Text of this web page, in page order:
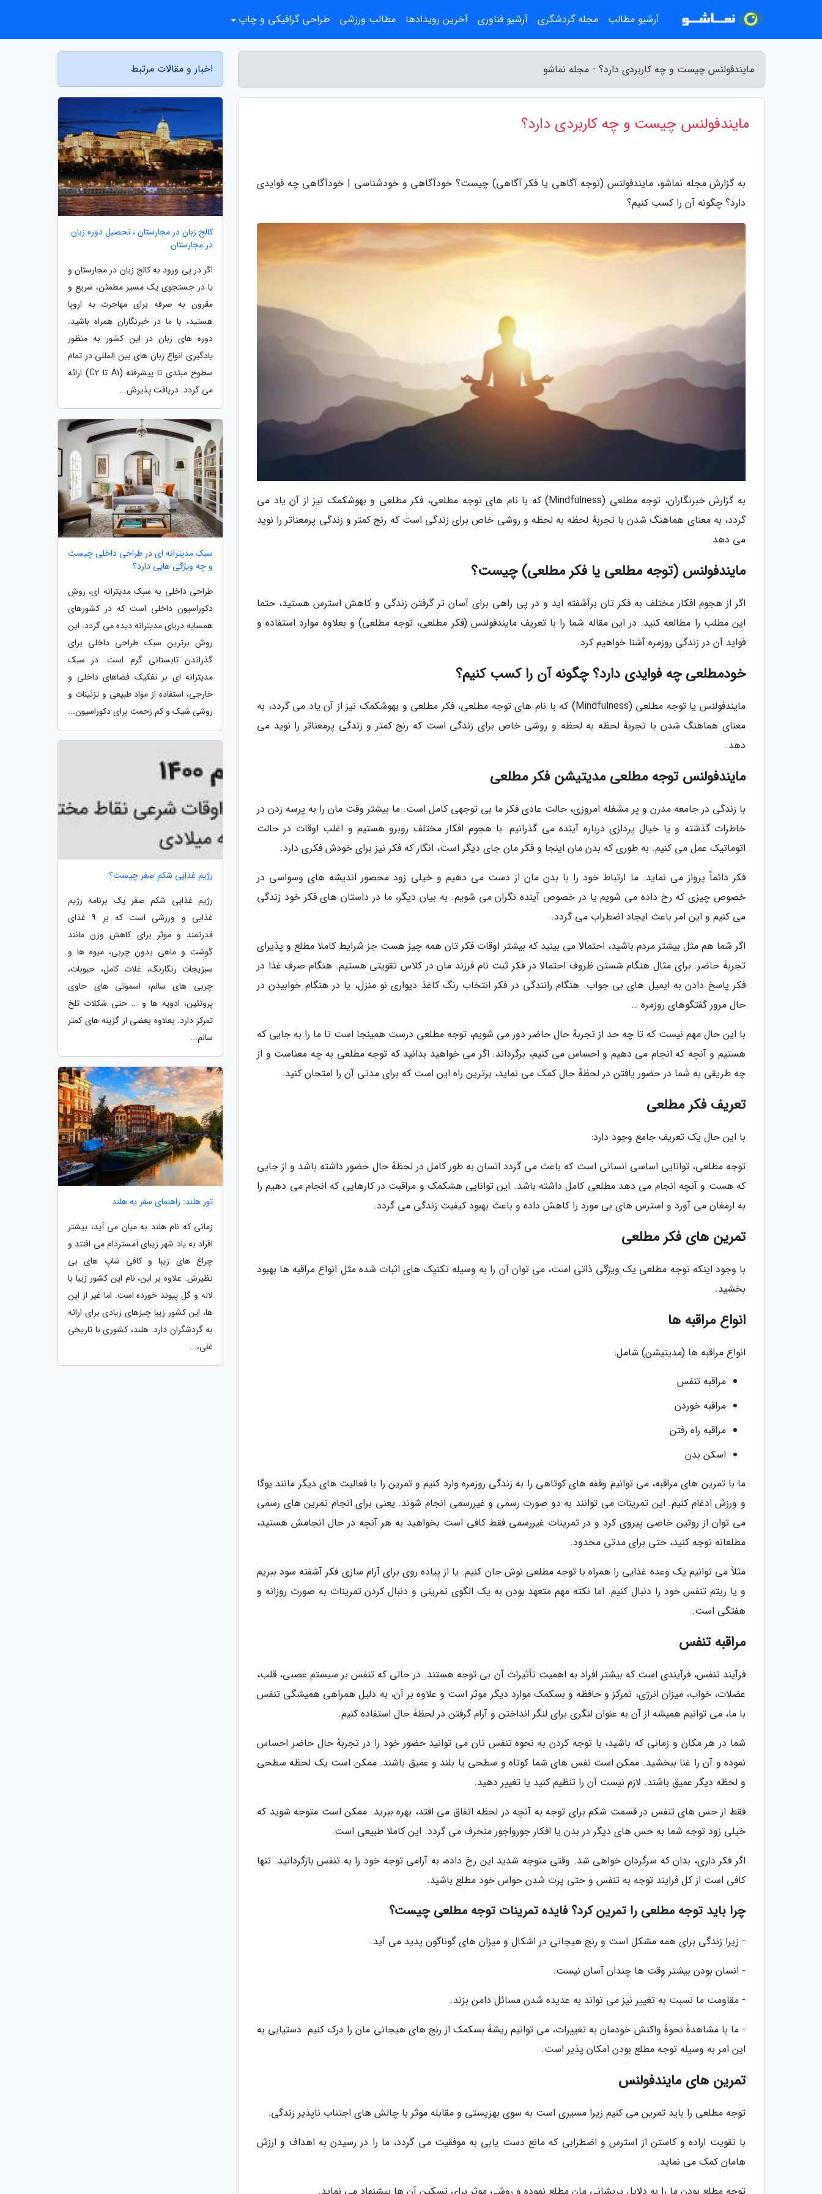
مایندفولنس چیست و چه کاربردی دارد؟ - مجله نماشو
مایندفولنس چیست و چه کاربردی دارد؟
به گزارش مجله نماشو، مایندفولنس (توجه آگاهی یا فکر آگاهی) چیست؟ خودآگاهی و خودشناسی | خودآگاهی چه فوایدی
دارد؟ چگونه آن را کسب کنیم؟
به گزارش خبرنگاران، توجه مطلعی (Mindfulness) که با نام های توجه مطلعی، فکر مطلعی و بهوشکمک نیز از آن یاد می
گردد، به معنای هماهنگ شدن با تجربۀ لحظه به لحظه و روشی خاص برای زندگی است که رنج کمتر و زندگی پرمعناتر را نوید
می دهد.
مایندفولنس (توجه مطلعی یا فکر مطلعی) چیست؟
اگر از هجوم افکار مختلف به فکر تان برآشفته اید و در پی راهی برای آسان تر گرفتن زندگی و کاهش استرس هستید، حتما
این مطلب را مطالعه کنید. در این مقاله شما را با تعریف مایندفولنس (فکر مطلعی، توجه مطلعی) و بعلاوه موارد استفاده و
فواید آن در زندگی روزمره آشنا خواهیم کرد.
خودمطلعی چه فوایدی دارد؟ چگونه آن را کسب کنیم؟
مایندفولنس یا توجه مطلعی (Mindfulness) که با نام های توجه مطلعی، فکر مطلعی و بهوشکمک نیز از آن یاد می گردد، به
معنای هماهنگ شدن با تجربۀ لحظه به لحظه و روشی خاص برای زندگی است که رنج کمتر و زندگی پرمعناتر را نوید می
دهد.
مایندفولنس توجه مطلعی مدیتیشن فکر مطلعی
با زندگی در جامعه مدرن و پر مشغله امروزی، حالت عادی فکر ما بی توجهی کامل است. ما بیشتر وقت مان را به پرسه زدن در
خاطرات گذشته و یا خیال پردازی درباره آینده می گذرانیم. با هجوم افکار مختلف روبرو هستیم و اغلب اوقات در حالت
اتوماتیک عمل می کنیم. به طوری که بدن مان اینجا و فکر مان جای دیگر است، انگار که فکر نیز برای خودش فکری دارد.
فکر دائماً پرواز می نماید. ما ارتباط خود را با بدن مان از دست می دهیم و خیلی زود محصور اندیشه های وسواسی در
خصوص چیزی که رخ داده می شویم یا در خصوص آینده نگران می شویم. به بیان دیگر، ما در داستان های فکر خود زندگی
می کنیم و این امر باعث ایجاد اضطراب می گردد.
اگر شما هم مثل بیشتر مردم باشید، احتمالا می بینید که بیشتر اوقات فکر تان همه چیز هست جز شرایط کاملا مطلع و پذیرای
تجربۀ حاضر. برای مثال هنگام شستن ظروف احتمالا در فکر ثبت نام فرزند مان در کلاس تقویتی هستیم. هنگام صرف غذا در
فکر پاسخ دادن به ایمیل های بی جواب. هنگام رانندگی در فکر انتخاب رنگ کاغذ دیواری نو منزل، یا در هنگام خوابیدن در
حال مرور گفتگوهای روزمره …
با این حال مهم نیست که تا چه حد از تجربۀ حال حاضر دور می شویم، توجه مطلعی درست همینجا است تا ما را به جایی که
هستیم و آنچه که انجام می دهیم و احساس می کنیم، برگرداند. اگر می خواهید بدانید که توجه مطلعی به چه معناست و از
چه طریقی به شما در حضور یافتن در لحظۀ حال کمک می نماید، برترین راه این است که برای مدتی آن را امتحان کنید.
تعریف فکر مطلعی
با این حال یک تعریف جامع وجود دارد:
توجه مطلعی، توانایی اساسی انسانی است که باعث می گردد انسان به طور کامل در لحظۀ حال حضور داشته باشد و از جایی
که هست و آنچه انجام می دهد مطلعی کامل داشته باشد. این توانایی هشکمک و مراقبت در کارهایی که انجام می دهیم را
به ارمغان می آورد و استرس های بی مورد را کاهش داده و باعث بهبود کیفیت زندگی می گردد.
تمرین های فکر مطلعی
با وجود اینکه توجه مطلعی یک ویژگی ذاتی است، می توان آن را به وسیله تکنیک های اثبات شده مثل انواع مراقبه ها بهبود
بخشید.
انواع مراقبه ها
انواع مراقبه ها (مدیتیشن) شامل:
مراقبه تنفس
مراقبه خوردن
مراقبه راه رفتن
اسکن بدن
ما با تمرین های مراقبه، می توانیم وقفه های کوتاهی را به زندگی روزمره وارد کنیم و تمرین را با فعالیت های دیگر مانند یوگا
و ورزش ادغام کنیم. این تمرینات می توانند به دو صورت رسمی و غیررسمی انجام شوند. یعنی برای انجام تمرین های رسمی
می توان از روتین خاصی پیروی کرد و در تمرینات غیررسمی فقط کافی است بخواهید به هر آنچه در حال انجامش هستید،
مطلعانه توجه کنید، حتی برای مدتی محدود.
مثلاً می توانیم یک وعده غذایی را همراه با توجه مطلعی نوش جان کنیم. یا از پیاده روی برای آرام سازی فکر آشفته سود ببریم
و یا ریتم تنفس خود را دنبال کنیم. اما نکته مهم متعهد بودن به یک الگوی تمرینی و دنبال کردن تمرینات به صورت روزانه و
هفتگی است.
مراقبه تنفس
فرآیند تنفس، فرآیندی است که بیشتر افراد به اهمیت تأثیرات آن بی توجه هستند. در حالی که تنفس بر سیستم عصبی، قلب،
عضلات، خواب، میزان انرژی، تمرکز و حافظه و بسکمک موارد دیگر موثر است و علاوه بر آن، به دلیل همراهی همیشگی تنفس
با ما، می توانیم همیشه از آن به عنوان لنگری برای لنگر انداختن و آرام گرفتن در لحظۀ حال استفاده کنیم.
شما در هر مکان و زمانی که باشید، با توجه کردن به نحوه تنفس تان می توانید حضور خود را در تجربۀ حال حاضر احساس
نموده و آن را غنا ببخشید. ممکن است نفس های شما کوتاه و سطحی یا بلند و عمیق باشند. ممکن است یک لحظه سطحی
و لحظه دیگر عمیق باشند. لازم نیست آن را تنظیم کنید یا تغییر دهید.
فقط از حس های تنفس در قسمت شکم برای توجه به آنچه در لحظه اتفاق می افتد، بهره ببرید. ممکن است متوجه شوید که
خیلی زود توجه شما به حس های دیگر در بدن یا افکار جورواجور منحرف می گردد. این کاملا طبیعی است.
اگر فکر داری، بدان که سرگردان خواهی شد. وقتی متوجه شدید این رخ داده، به آرامی توجه خود را به تنفس بازگردانید. تنها
کافی است از کل فرایند توجه به تنفس و حتی پرت شدن حواس خود مطلع باشید.
چرا باید توجه مطلعی را تمرین کرد؟ فایده تمرینات توجه مطلعی چیست؟
- زیرا زندگی برای همه مشکل است و رنج هیجانی در اشکال و میزان های گوناگون پدید می آید.
- انسان بودن بیشتر وقت ها چندان آسان نیست.
- مقاومت ما نسبت به تغییر نیز می تواند به عدیده شدن مسائل دامن بزند.
- ما با مشاهدۀ نحوۀ واکنش خودمان به تغییرات، می توانیم ریشۀ بسکمک از رنج های هیجانی مان را درک کنیم. دستیابی به
این امر به وسیله توجه مطلع بودن امکان پذیر است.
تمرین های مایندفولنس
توجه مطلعی را باید تمرین می کنیم زیرا مسیری است به سوی بهزیستی و مقابله موثر با چالش های اجتناب ناپذیر زندگی.
با تقویت اراده و کاستن از استرس و اضطرابی که مانع دست یابی به موفقیت می گردد، ما را در رسیدن به اهداف و ارزش
هامان کمک می نماید.
اخبار و مقالات مرتبط
کالج زبان در مجارستان ، تحصیل دوره زبان
در مجارستان
اگر در پی ورود به کالج زبان در مجارستان و
یا در جستجوی یک مسیر مطمئن، سریع و
مقرون به صرفه برای مهاجرت به اروپا
هستید، با ما در خبرنگاران همراه باشید.
دوره های زبان در این کشور به منظور
یادگیری انواع زبان های بین المللی در تمام
سطوح مبتدی تا پیشرفته (A1 تا C2) ارائه
می گردد. دریافت پذیرش...
سبک مدیترانه ای در طراحی داخلی چیست
و چه ویژگی هایی دارد؟
طراحی داخلی به سبک مدیترانه ای، روش
دکوراسیون داخلی است که در کشورهای
همسایه دریای مدیترانه دیده می گردد. این
روش برترین سبک طراحی داخلی برای
گذراندن تابستانی گرم است. در سبک
مدیترانه ای بر تفکیک فضاهای داخلی و
خارجی، استفاده از مواد طبیعی و تزئینات و
روشی شیک و کم زحمت برای دکوراسیون...
رژیم غذایی شکم صفر چیست؟
رژیم غذایی شکم صفر یک برنامه رژیم
غذایی و ورزشی است که بر 9 غذای
قدرتمند و موثر برای کاهش وزن مانند
گوشت و ماهی بدون چربی، میوه ها و
سبزیجات رنگارنگ، غلات کامل، حبوبات،
چربی های سالم، اسموتی های حاوی
پروتئین، ادویه ها و … حتی شکلات تلخ
تمرکز دارد. بعلاوه بعضی از گزینه های کمتر
سالم...
تور هلند: راهنمای سفر به هلند
زمانی که نام هلند به میان می آید، بیشتر
افراد به یاد شهر زیبای آمستردام می افتند و
چراغ های زیبا و کافی شاپ های بی
نظیرش. علاوه بر این، نام این کشور زیبا با
لاله و گل پیوند خورده است. اما غیر از این
ها، این کشور زیبا چیزهای زیادی برای ارائه
به گردشگران دارد. هلند، کشوری با تاریخی
غنی،...
آرشیو مطالب مجله گردشگری آرشیو فناوری آخرین رویدادها مطالب ورزشی طراحی گرافیکی و چاپ